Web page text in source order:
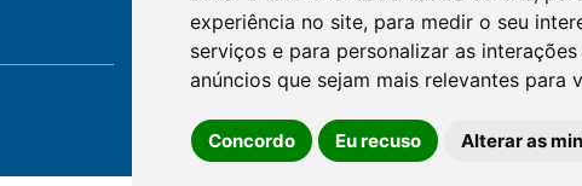
experiência no site, para medir o seu
serviços e para personalizar as
anúncios que sejam mais relevantes para
Concordo Eu recuso Alterar as
FALE CONOSCO OUVIDORIA